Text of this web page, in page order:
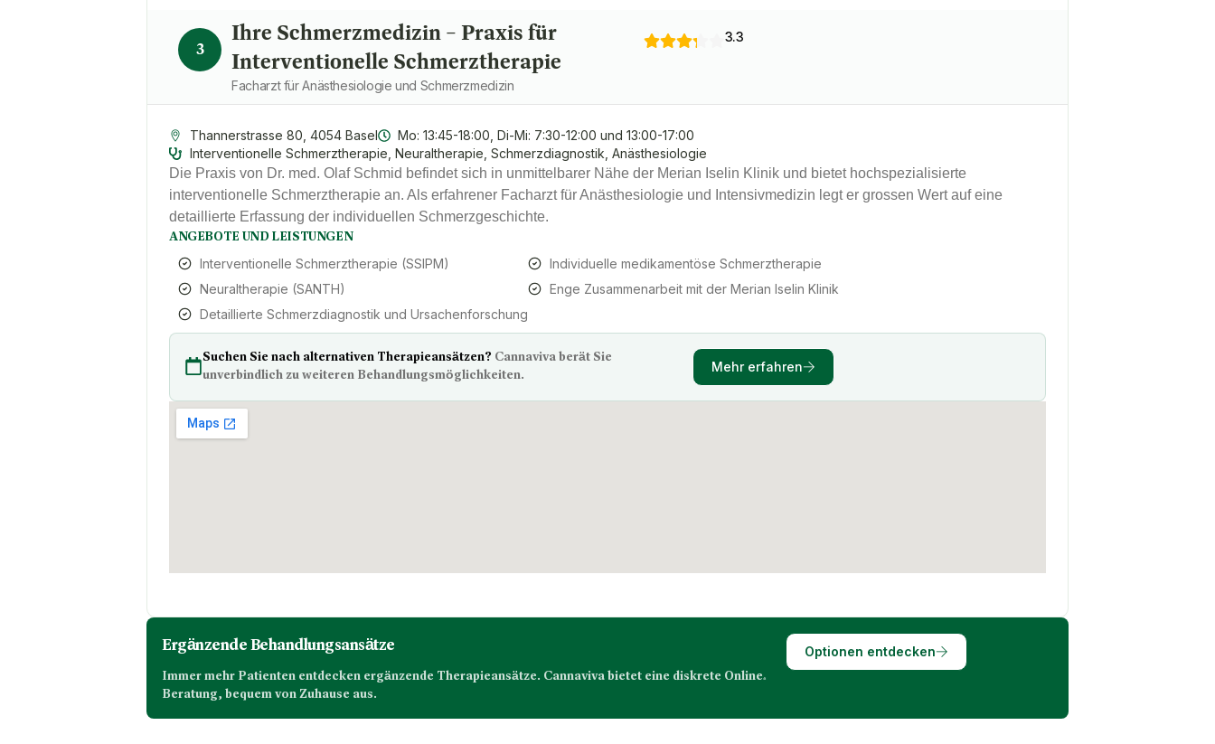
3
Ihre Schmerzmedizin – Praxis für
Interventionelle Schmerztherapie
Facharzt für Anästhesiologie und Schmerzmedizin
3.3
Thannerstrasse 80, 4054 Basel
Mo: 13:45-18:00, Di-Mi: 7:30-12:00 und 13:00-17:00
Interventionelle Schmerztherapie, Neuraltherapie, Schmerzdiagnostik, Anästhesiologie
Die Praxis von Dr. med. Olaf Schmid befindet sich in unmittelbarer Nähe der Merian Iselin Klinik und bietet hochspezialisierte
interventionelle Schmerztherapie an. Als erfahrener Facharzt für Anästhesiologie und Intensivmedizin legt er grossen Wert auf eine
detaillierte Erfassung der individuellen Schmerzgeschichte.
ANGEBOTE UND LEISTUNGEN
Interventionelle Schmerztherapie (SSIPM)
Neuraltherapie (SANTH)
Detaillierte Schmerzdiagnostik und Ursachenforschung
Individuelle medikamentöse Schmerztherapie
Enge Zusammenarbeit mit der Merian Iselin Klinik
Suchen Sie nach alternativen Therapieansätzen? Cannaviva berät Sie
unverbindlich zu weiteren Behandlungsmöglichkeiten.
Mehr erfahren
Ergänzende Behandlungsansätze
Immer mehr Patienten entdecken ergänzende Therapieansätze. Cannaviva bietet eine diskrete Online-
Beratung, bequem von Zuhause aus.
Optionen entdecken